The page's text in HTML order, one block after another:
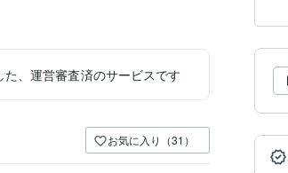
、運営審査済のサービスです
お気に入り（31）